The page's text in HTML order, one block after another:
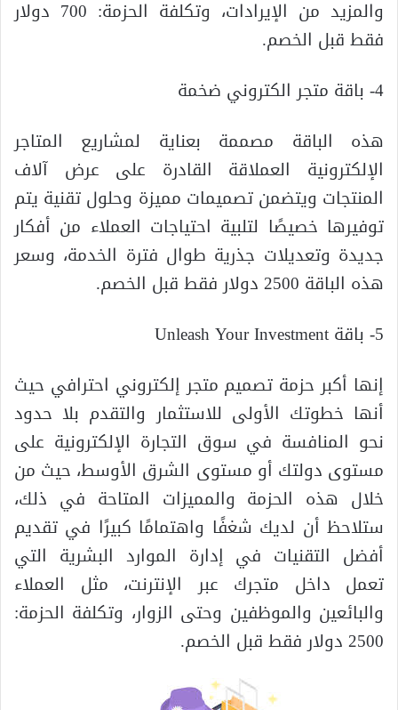
والمزيد من الإيرادات، وتكلفة الحزمة: 700 دولار
فقط قبل الخصم.
4- باقة متجر الكتروني ضخمة
هذه الباقة مصممة بعناية لمشاريع المتاجر
الإلكترونية العملاقة القادرة على عرض آلاف
المنتجات ويتضمن تصميمات مميزة وحلول تقنية يتم
توفيرها خصيصًا لتلبية احتياجات العملاء من أفكار
جديدة وتعديلات جذرية طوال فترة الخدمة، وسعر
هذه الباقة 2500 دولار فقط قبل الخصم.
5- باقة Unleash Your Investment
إنها أكبر حزمة تصميم متجر إلكتروني احترافي حيث
أنها خطوتك الأولى للاستثمار والتقدم بلا حدود
نحو المنافسة في سوق التجارة الإلكترونية على
مستوى دولتك أو مستوى الشرق الأوسط، حيث من
خلال هذه الحزمة والمميزات المتاحة في ذلك،
ستلاحظ أن لديك شغفًا واهتمامًا كبيرًا في تقديم
أفضل التقنيات في إدارة الموارد البشرية التي
تعمل داخل متجرك عبر الإنترنت، مثل العملاء
والبائعين والموظفين وحتى الزوار، وتكلفة الحزمة:
2500 دولار فقط قبل الخصم.